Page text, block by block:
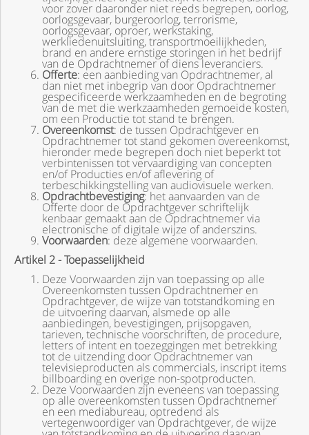
voor zover daaronder niet reeds begrepen, oorlog,
oorlogsgevaar, burgeroorlog, terrorisme,
oorlogsgevaar, oproer, werkstaking,
werkliedenuitsluiting, transportmoeilijkheden,
brand en andere ernstige storingen in het bedrijf
van de Opdrachtnemer of diens leveranciers.
Offerte: een aanbieding van Opdrachtnemer, al
dan niet met inbegrip van door Opdrachtnemer
gespecificeerde werkzaamheden en de begroting
van de met die werkzaamheden gemoeide kosten,
om een Productie tot stand te brengen.
Overeenkomst: de tussen Opdrachtgever en
Opdrachtnemer tot stand gekomen overeenkomst,
hieronder mede begrepen doch niet beperkt tot
verbintenissen tot vervaardiging van concepten
en/of Producties en/of aflevering of
terbeschikkingstelling van audiovisuele werken.
Opdrachtbevestiging: het aanvaarden van de
Offerte door de Opdrachtgever schriftelijk
kenbaar gemaakt aan de Opdrachtnemer via
electronische of digitale wijze of anderszins.
Voorwaarden: deze algemene voorwaarden.
Artikel 2 - Toepasselijkheid
Deze Voorwaarden zijn van toepassing op alle
Overeenkomsten tussen Opdrachtnemer en
Opdrachtgever, de wijze van totstandkoming en
de uitvoering daarvan, alsmede op alle
aanbiedingen, bevestigingen, prijsopgaven,
tarieven, technische voorschriften, de procedure,
letters of intent en toezeggingen met betrekking
tot de uitzending door Opdrachtnemer van
televisieproducten als commercials, inscript items
billboarding en overige non-spotproducten.
Deze Voorwaarden zijn eveneens van toepassing
op alle overeenkomsten tussen Opdrachtnemer
en een mediabureau, optredend als
vertegenwoordiger van Opdrachtgever, de wijze